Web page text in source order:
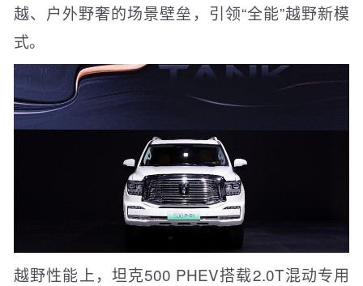
越、户外野奢的场景壁垒，引领“全能”越野新模
式。
越野性能上，坦克500 PHEV搭载2.0T混动专用